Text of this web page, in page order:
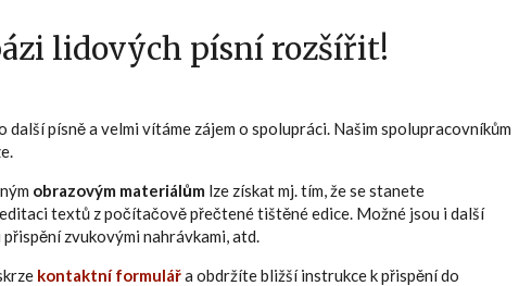
lidových písní rozšířit!
písně a velmi vítáme zájem o spolupráci. Našim spolupracovníkům
obrazovým materiálům lze získat mj. tím, že se stanete
textů z počítačově přečtené tištěné edice. Možné jsou i další
zvukovými nahrávkami, atd.
kontaktní formulářa obdržíte bližší instrukce k přispění do